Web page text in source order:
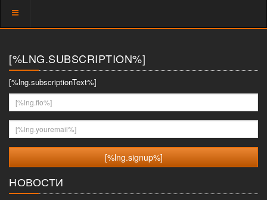
Показать
[%LNG.SUBSCRIPTION%]
[%lng.subscriptionText%]
[%lng.fio%]
[%lng.youremail%]
НОВОСТИ